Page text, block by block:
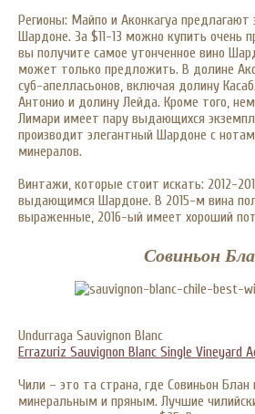
Регионы: Майпо и Аконкагуа
Шардоне. За $11-13 можно купить очень
вы получите самое утонченное вино
может только предложить. В долине
суб-апелласьонов, включая долину
Антонио и долину Лейда. Кроме того,
Лимари имеет пару выдающихся
производит элегантный Шардоне с
минералов.
Винтажи, которые стоит искать: 2012-
выдающимся Шардоне. В 2015-м вина
выраженные, 2016-ый имеет хороший
Совиньон
Undurraga Sauvignon Blanc
Errazuriz Sauvignon Blanc Single Vineyard
Чили – это та страна, где Совиньон Блан
минеральным и пряным. Лучшие